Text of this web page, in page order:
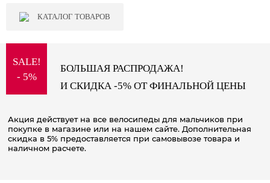
КАТАЛОГ ТОВАРОВ
SALE!
- 5%
БОЛЬШАЯ РАСПРОДАЖА!
И СКИДКА -5% ОТ ФИНАЛЬНОЙ ЦЕНЫ
Акция действует на все велосипеды для мальчиков при
покупке в магазине или на нашем сайте. Дополнительная
скидка в 5% предоставляется при самовывозе товара и
наличном расчете.